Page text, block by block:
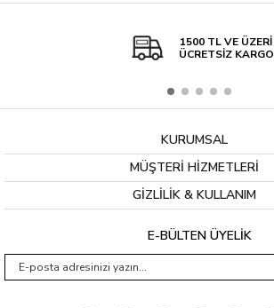
1500 TL VE ÜZERİ
ÜCRETSİZ KARGO
KURUMSAL
MÜŞTERİ HİZMETLERİ
GİZLİLİK & KULLANIM
E-BÜLTEN ÜYELİK